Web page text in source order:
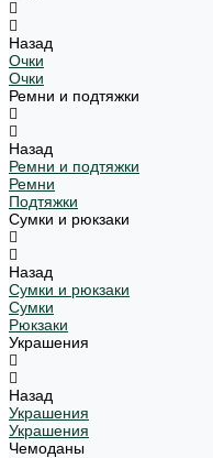
Назад
Очки
Очки
Ремни и подтяжки
Назад
Ремни и подтяжки
Ремни
Подтяжки
Сумки и рюкзаки
Назад
Сумки и рюкзаки
Сумки
Рюкзаки
Украшения
Назад
Украшения
Украшения
Чемоданы